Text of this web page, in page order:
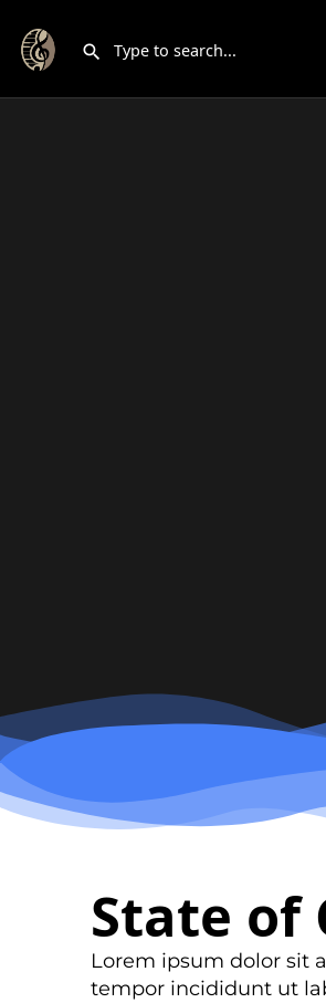
State of
Lorem ipsum dolor sit
tempor incididunt ut